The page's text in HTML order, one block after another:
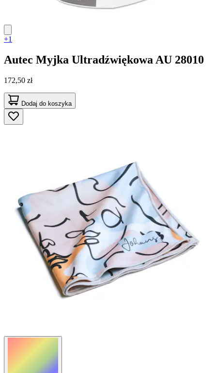
+1
Autec Myjka Ultradźwiękowa AU 28010
172,50 zł
Dodaj do koszyka